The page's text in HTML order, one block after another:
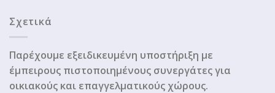
Σχετικά
Παρέχουμε εξειδικευμένη υποστήριξη με
έμπειρους πιστοποιημένους συνεργάτες για
οικιακούς και επαγγελματικούς χώρους.